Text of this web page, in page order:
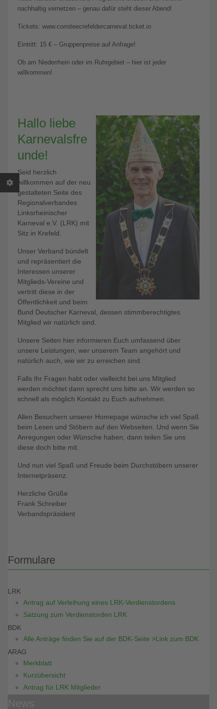
nachhaltig vernetzen – genau dafür steht dieser Abend!
Tickets: www.comiteecrefeldercarneval.ticket.io
Eintritt: 15 € – Gruppenpreise auf Anfrage!
Ob am Niederrhein oder im Ruhrgebiet – hier ist jeder
willkommen!
Hallo liebe
Karnevalsfre
unde!
Seid herzlich
willkommen auf der neu
gestalteten Seite des
Regionalverbandes
Linksrheinischer
Karneval e.V. (LRK) mit
Sitz in Krefeld.
Unser Verband bündelt
und repräsentiert die
Interessen unserer
Mitglieds-Vereine und
vertritt diese in der
Öffentlichkeit und beim
Bund Deutscher Karneval, dessen stimmberechtigtes
Mitglied wir natürlich sind.
Unsere Seiten hier informieren Euch umfassend über
unsere Leistungen, wer unserem Team angehört und
natürlich auch, wie wir zu erreichen sind.
Falls Ihr Fragen habt oder vielleicht bei uns Mitglied
werden möchtet dann sprecht uns bitte an. Wir werden so
schnell als möglich Kontakt zu Euch aufnehmen.
Allen Besuchern unserer Homepage wünsche ich viel Spaß
beim Lesen und Stöbern auf den Webseiten. Und wenn Sie
Anregungen oder Wünsche haben, dann teilen Sie uns
diese doch bitte mit.
Und nun viel Spaß und Freude beim Durchstöbern unserer
Internetpräsenz.
Herzliche Grüße
Frank Schreiber
Verbandspräsident
Formulare
LRK
Antrag auf Verleihung eines LRK-Verdienstordens
Satzung zum Verdienstorden LRK
BDK
Alle Anträge finden Sie auf der BDK-Seite >Link zum BDK
ARAG
Merkblatt
Kurzübersicht
Antrag für LRK Mitglieder